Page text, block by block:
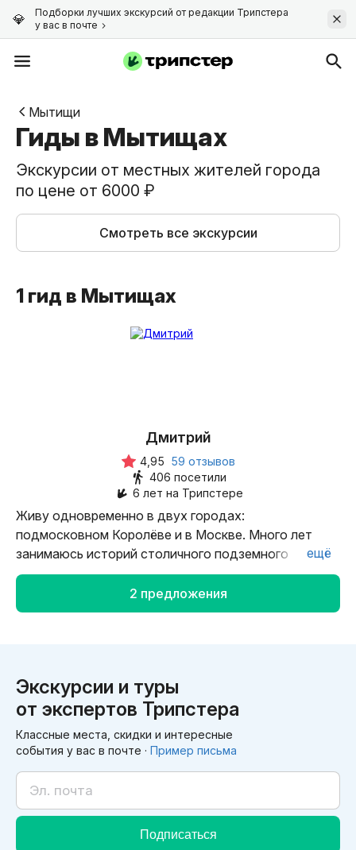
Подборки лучших экскурсий от редакции Трипстера
у вас в почте
Мытищи
Гиды в Мытищах
Экскурсии от местных жителей города
по цене от 6000 ₽
Смотреть все экскурсии
1 гид в Мытищах
Дмитрий
4,95 59 отзывов
406 посетили
6 лет на Трипстере
Живу одновременно в двух городах:
подмосковном Королёве и в Москве. Много лет
занимаюсь историй столичного подземного
транспорта. Коренной москвич, кандидат наук,
историк, автор книг и научных статей. Во время
экскурсии показываю архивные фото, рассказываю
свидетелем которых был сам.
ещё
2 предложения
Экскурсии и туры
от экспертов Трипстера
Классные места, скидки и интересные
события у вас в почте · Пример письма
Подписаться